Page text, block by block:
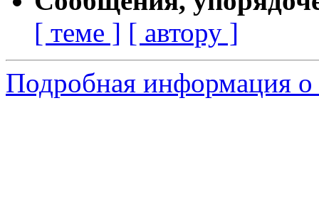
[ теме ] [ автору ]
Подробная информация